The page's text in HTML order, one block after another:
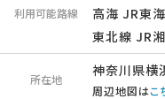
利用可能路線
高海 JR東
東北線 JR
所在地
神奈川県横
周辺地図はこ